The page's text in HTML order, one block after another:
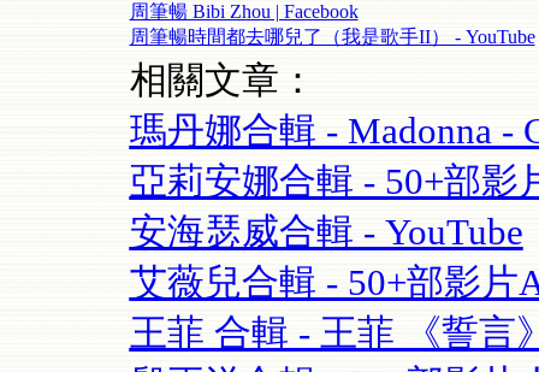
周筆暢 Bibi Zhou | Facebook
周筆暢時間都去哪兒了（我是歌手II） - YouTube
相關文章：
瑪丹娜合輯 - Madonna -
亞莉安娜合輯 - 50+部影
安海瑟威合輯 - YouTube
艾薇兒合輯 - 50+部影片
王菲 合輯 - 王菲 《誓言